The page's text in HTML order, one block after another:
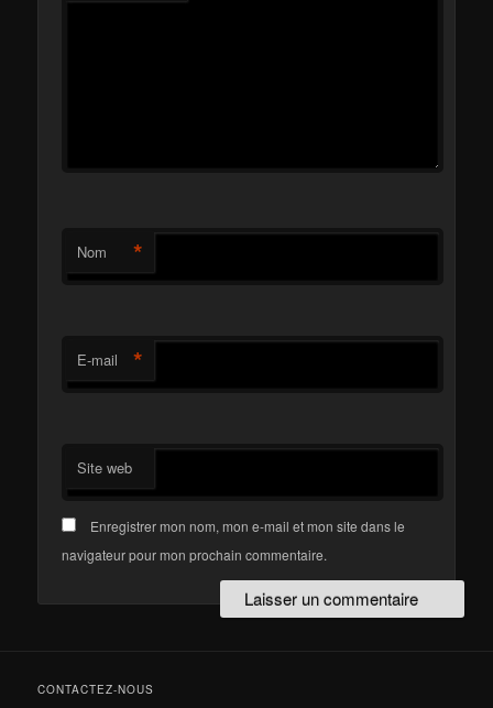
Nom *
E-mail *
Site web
Enregistrer mon nom, mon e-mail et mon site dans le
navigateur pour mon prochain commentaire.
CONTACTEZ-NOUS